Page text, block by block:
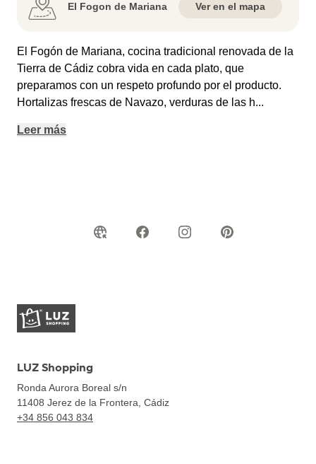
El Fogon de Mariana Ver en el mapa
El Fogón de Mariana, cocina tradicional renovada de la
Tierra de Cádiz cobra vida en cada plato, que
preparamos con un respeto profundo por el producto.
Hortalizas frescas de Navazo, verduras de las h...
Leer más
LUZ Shopping
Ronda Aurora Boreal s/n
11408 Jerez de la Frontera, Cádiz
+34 856 043 834